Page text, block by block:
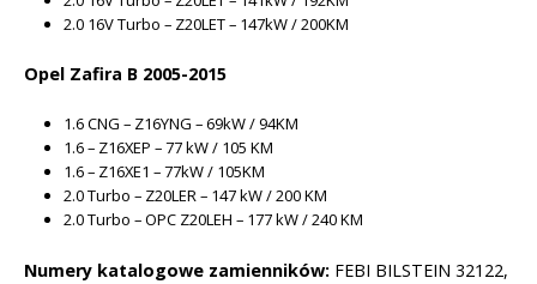
2.0 16V Turbo – Z20LET – 147kW / 200KM
Opel Zafira B 2005-2015
1.6 CNG – Z16YNG – 69kW / 94KM
1.6 – Z16XEP – 77 kW / 105 KM
1.6 – Z16XE1 – 77kW / 105KM
2.0 Turbo – Z20LER – 147 kW / 200 KM
2.0 Turbo – OPC Z20LEH – 177 kW / 240 KM
Numery katalogowe zamienników: FEBI BILSTEIN 32122,